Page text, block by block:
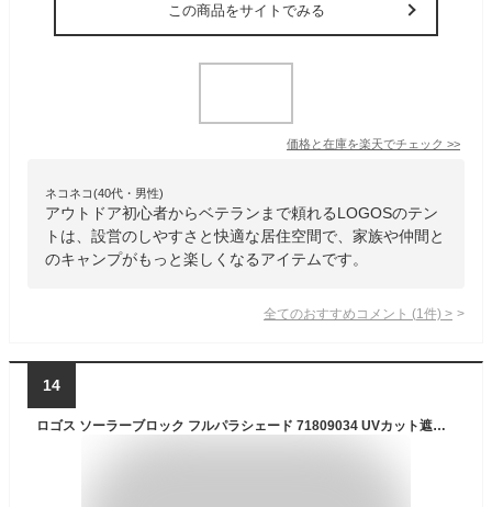
この商品をサイトでみる
価格と在庫を楽天でチェック >>
ネコネコ(40代・男性)
アウトドア初心者からベテランまで頼れるLOGOSのテン
トは、設営のしやすさと快適な居住空間で、家族や仲間と
のキャンプがもっと楽しくなるアイテムです。
全てのおすすめコメント (1 件) >
14
ロゴス ソーラーブロック フルパラシェード 71809034 UVカット遮光 UV対策 サンシェード